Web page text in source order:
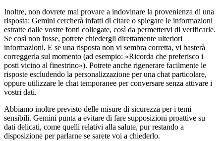
Inoltre, non dovrete mai provare a indovinare la provenienza di una
risposta: Gemini cercherà infatti di citare o spiegare le informazioni
estratte dalle vostre fonti collegate, così da permettervi di verificarle.
Se così non fosse, potrete chiedergli direttamente ulteriori
informazioni. E se una risposta non vi sembra corretta, vi basterà
correggerla sul momento (ad esempio: «Ricorda che preferisco i
posti vicino al finestrino»). Potrete anche rigenerare facilmente le
risposte escludendo la personalizzazione per una chat particolare,
oppure utilizzare le chat temporanee per conversare senza attivare i
vostri dati.
Abbiamo inoltre previsto delle misure di sicurezza per i temi
sensibili. Gemini punta a evitare di fare supposizioni proattive su
dati delicati, come quelli relativi alla salute, pur restando a
disposizione per parlarne se sarete voi a chiederlo.